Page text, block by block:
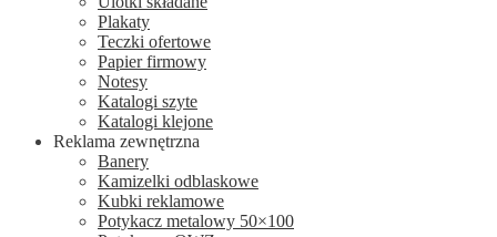
Plakaty
Teczki ofertowe
Papier firmowy
Notesy
Katalogi szyte
Katalogi klejone
Reklama zewnętrzna
Banery
Kamizelki odblaskowe
Kubki reklamowe
Potykacz metalowy 50×100